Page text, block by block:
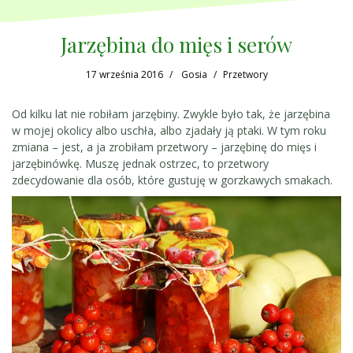
Jarzębina do mięs i serów
17 września 2016 Gosia Przetwory
Od kilku lat nie robiłam jarzębiny. Zwykle było tak, że jarzębina
w mojej okolicy albo uschła, albo zjadały ją ptaki. W tym roku
zmiana – jest, a ja zrobiłam przetwory – jarzębinę do mięs i
jarzębinówkę. Muszę jednak ostrzec, to przetwory
zdecydowanie dla osób, które gustuję w gorzkawych smakach.